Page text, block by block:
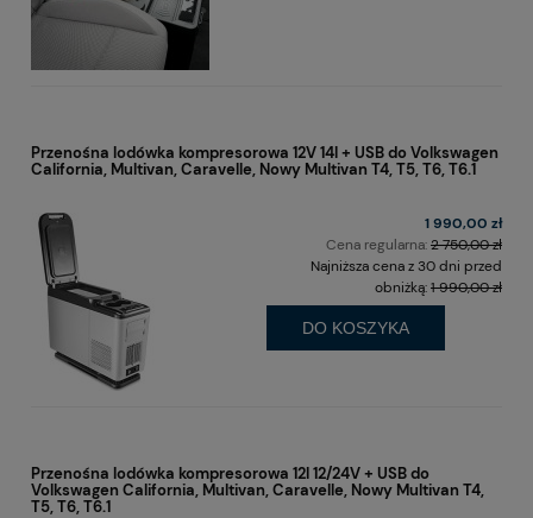
Przenośna lodówka kompresorowa 12V 14l + USB do Volkswagen
California, Multivan, Caravelle, Nowy Multivan T4, T5, T6, T6.1
1 990,00 zł
Cena regularna:2 750,00 zł
Najniższa cena z 30 dni przed
obniżką:1 990,00 zł
DO KOSZYKA
Przenośna lodówka kompresorowa 12l 12/24V + USB do
Volkswagen California, Multivan, Caravelle, Nowy Multivan T4,
T5, T6, T6.1